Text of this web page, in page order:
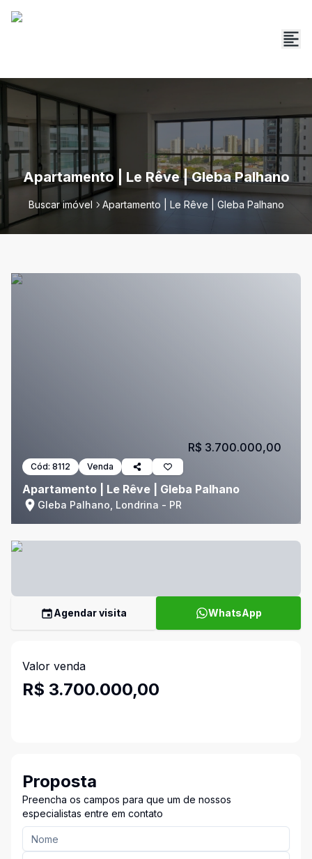
Apartamento | Le Rêve | Gleba Palhano
Buscar imóvel Apartamento | Le Rêve | Gleba Palhano
Cód: 8112 Venda
Apartamento | Le Rêve | Gleba Palhano
Gleba Palhano, Londrina - PR
R$ 3.700.000,00
Agendar visita WhatsApp
Valor venda
R$ 3.700.000,00
Proposta
Preencha os campos para que um de nossos
especialistas entre em contato